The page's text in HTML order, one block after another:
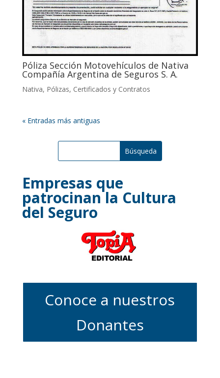
Póliza Sección Motovehículos de Nativa
Compañía Argentina de Seguros S. A.
Nativa, Pólizas, Certificados y Contratos
« Entradas más antiguas
Empresas que
patrocinan la Cultura
del Seguro
Conoce a nuestros
Donantes